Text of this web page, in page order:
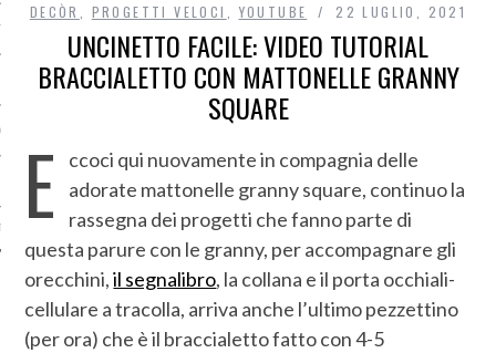
DI ACCESSO AI DATI
DECÒR PROGETTI VELOCI YOUTUBE 22 LUGLIO, 2021
UNCINETTO FACILE: VIDEO TUTORIAL
BRACCIALETTO CON MATTONELLE GRANNY
SQUARE
E
ccoci qui nuovamente in compagnia delle
adorate mattonelle granny square, continuo la
rassegna dei progetti che fanno parte di
questa parure con le granny, per accompagnare gli
orecchini,il segnalibro, la collana e il porta occhiali-
cellulare a tracolla, arriva anche l’ultimo pezzettino
(per ora) che è il braccialetto fatto con 4-5